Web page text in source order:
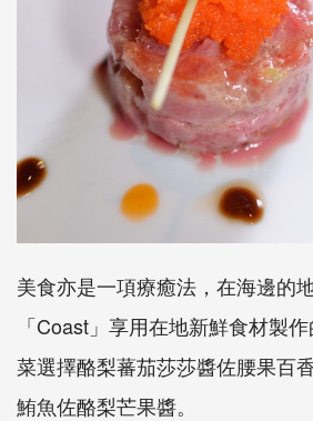
美食亦是一項療癒法，在海邊的
「Coast」享用在地新鮮食材製
菜選擇酪梨蕃茄莎莎醬佐腰果百
鮪魚佐酪梨芒果醬。